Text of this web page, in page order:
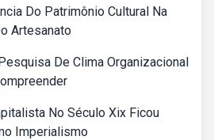
Do Patrimônio Cultural Na
Artesanato
De Clima Organizacional
No Século Xix Ficou
Imperialismo